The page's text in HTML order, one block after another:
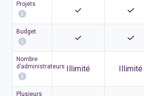
Projets
Budget
Nombre
d’administrateursIllimité Illimité
Plusieurs